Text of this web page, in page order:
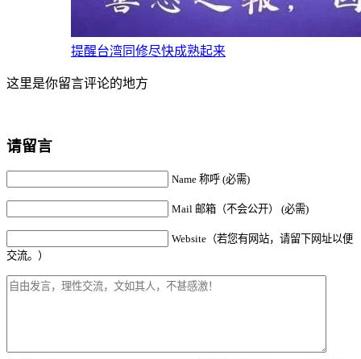
提醒台湾同修尽快成熟起来
这里是你留言评论的地方
请留言
Name 称呼 (必需)
Mail 邮箱（不会公开） (必需)
Website（若您有网站，请留下网址以便
交流。）